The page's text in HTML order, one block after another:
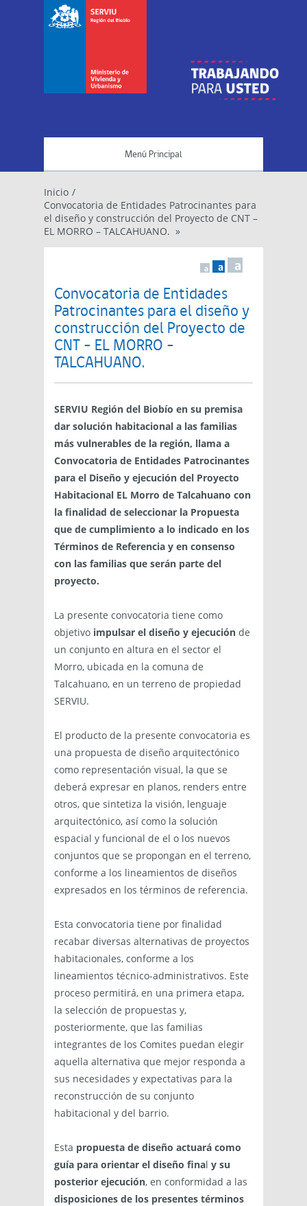
Menú Principal
Inicio /
Convocatoria de Entidades Patrocinantes para
el diseño y construcción del Proyecto de CNT –
EL MORRO – TALCAHUANO. »
a a a
Convocatoria de Entidades
Patrocinantes para el diseño y
construcción del Proyecto de
CNT – EL MORRO –
TALCAHUANO.
SERVIU Región del Biobío en su premisa
dar solución habitacional a las familias
más vulnerables de la región, llama a
Convocatoria de Entidades Patrocinantes
para el Diseño y ejecución del Proyecto
Habitacional EL Morro de Talcahuano con
la finalidad de seleccionar la Propuesta
que de cumplimiento a lo indicado en los
Términos de Referencia y en consenso
con las familias que serán parte del
proyecto.
La presente convocatoria tiene como
objetivo impulsar el diseño y ejecución de
un conjunto en altura en el sector el
Morro, ubicada en la comuna de
Talcahuano, en un terreno de propiedad
SERVIU.
El producto de la presente convocatoria es
una propuesta de diseño arquitectónico
como representación visual, la que se
deberá expresar en planos, renders entre
otros, que sintetiza la visión, lenguaje
arquitectónico, así como la solución
espacial y funcional de el o los nuevos
conjuntos que se propongan en el terreno,
conforme a los lineamientos de diseños
expresados en los términos de referencia.
Esta convocatoria tiene por finalidad
recabar diversas alternativas de proyectos
habitacionales, conforme a los
lineamientos técnico-administrativos. Este
proceso permitirá, en una primera etapa,
la selección de propuestas y,
posteriormente, que las familias
integrantes de los Comites puedan elegir
aquella alternativa que mejor responda a
sus necesidades y expectativas para la
reconstrucción de su conjunto
habitacional y del barrio.
Esta propuesta de diseño actuará como
guía para orientar el diseño final y su
posterior ejecución, en conformidad a las
disposiciones de los presentes términos